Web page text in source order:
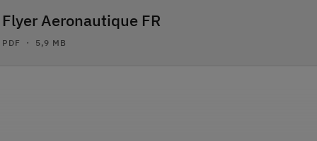
Flyer Aeronautique FR
PDF ・ 5,9 MB